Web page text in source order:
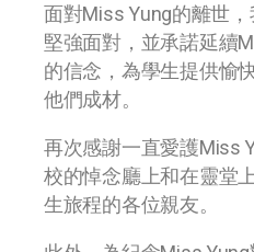
面對Miss Yung的離世
堅強面對，並承諾延續
的信念，為學生提供愉
他們成材。
再次感謝一直愛護Miss
校的悼念廳上和在靈堂
生旅程的各位親友。